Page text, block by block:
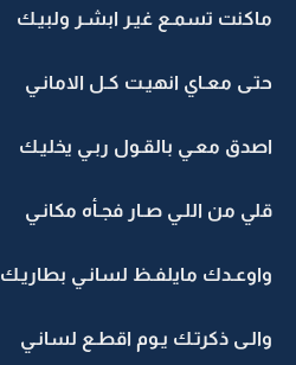
ماكنت تسمـع غيـر ابشـر ولبيـك
حتـى معـاي انهيـت كـل الامانـي
اصدق معـي بالقـول ربـي يخليـك
قلي من اللـي صـار فجـأه مكانـي
واوعـدك مايلفـظ لسانـي بطاريـك
والـى ذكرتـك يـوم اقطـع لسانـي